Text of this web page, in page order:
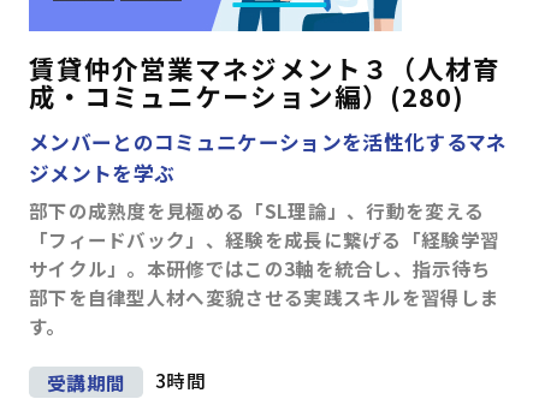
賃貸仲介営業マネジメント３（人材育
成・コミュニケーション編）(280)
メンバーとのコミュニケーションを活性化するマネ
ジメントを学ぶ
部下の成熟度を見極める「SL理論」、行動を変える
「フィードバック」、経験を成長に繋げる「経験学習
サイクル」。本研修ではこの3軸を統合し、指示待ち
部下を自律型人材へ変貌させる実践スキルを習得しま
す。
受講期間 3時間